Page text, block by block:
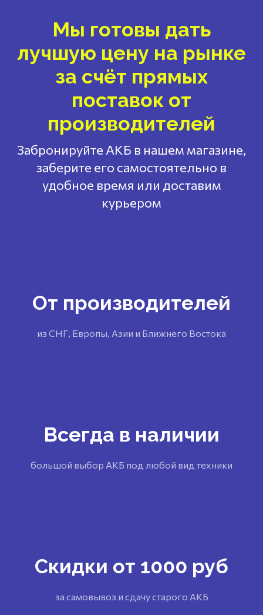
Мы готовы дать
лучшую цену на рынке
за счёт прямых
поставок от
производителей
Забронируйте АКБ в нашем магазине,
заберите его самостоятельно в
удобное время или доставим
курьером
От производителей
из СНГ, Европы, Азии и Ближнего Востока
Всегда в наличии
большой выбор АКБ под любой вид техники
Скидки от 1000 руб
за самовывоз и сдачу старого АКБ